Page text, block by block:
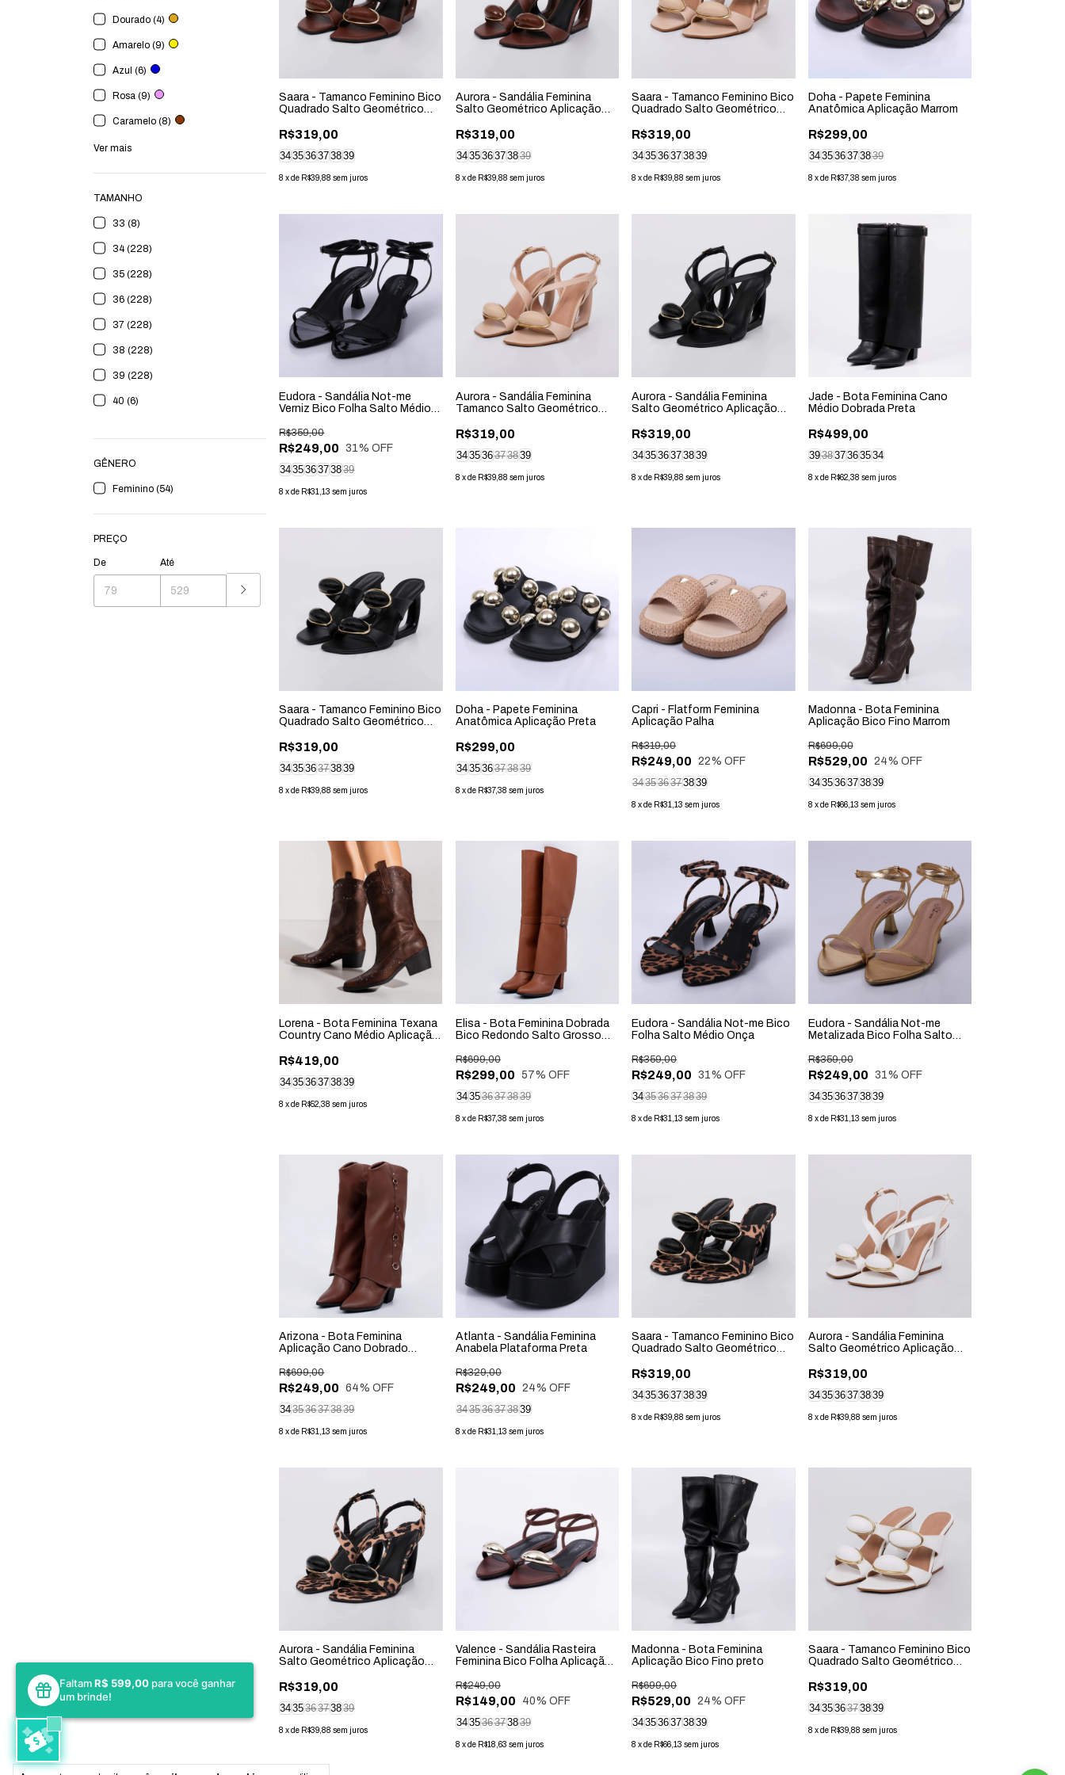
FaltamR$ 599,00 para você ganhar
um brinde!
Dourado (4)
Amarelo (9)
Azul (6)
Rosa (9)
Caramelo (8)
Ver mais
TAMANHO
33 (8)
34 (228)
35 (228)
36 (228)
37 (228)
38 (228)
39 (228)
40 (6)
GÊNERO
Feminino (54)
PREÇO
De Até
Saara - Tamanco Feminino Bico
Quadrado Salto Geométrico
R$319,00
343536373839
8 xde R$39,88 sem juros
Aurora - Sandália Feminina
Salto Geométrico Aplicação
R$319,00
343536373839
8 xde R$39,88 sem juros
Saara - Tamanco Feminino Bico
Quadrado Salto Geométrico
R$319,00
343536373839
8 xde R$39,88 sem juros
Doha - Papete Feminina
Anatômica Aplicação Marrom
R$299,00
343536373839
8 xde R$37,38 sem juros
Eudora - Sandália Not-me
Verniz Bico Folha Salto Médio
R$249,00
R$359,00
31 % OFF
343536373839
8 xde R$31,13 sem juros
Aurora - Sandália Feminina
Tamanco Salto Geométrico
R$319,00
343536373839
8 xde R$39,88 sem juros
Aurora - Sandália Feminina
Salto Geométrico Aplicação
R$319,00
343536373839
8 xde R$39,88 sem juros
Jade - Bota Feminina Cano
Médio Dobrada Preta
R$499,00
393837363534
8 xde R$62,38 sem juros
Saara - Tamanco Feminino Bico
Quadrado Salto Geométrico
R$319,00
343536373839
8 xde R$39,88 sem juros
Doha - Papete Feminina
Anatômica Aplicação Preta
R$299,00
343536373839
8 xde R$37,38 sem juros
Capri - Flatform Feminina
Aplicação Palha
R$249,00
R$319,00
22% OFF
343536373839
8 xde R$31,13 sem juros
Madonna - Bota Feminina
Aplicação Bico Fino Marrom
R$529,00
R$699,00
24% OFF
343536373839
8 xde R$66,13 sem juros
Lorena - Bota Feminina Texana
Country Cano Médio Aplicação
R$419,00
343536373839
8 xde R$52,38 sem juros
Elisa - Bota Feminina Dobrada
Bico Redondo Salto Grosso
R$299,00
R$699,00
57% OFF
343536373839
8 xde R$37,38 sem juros
Eudora - Sandália Not-me Bico
Folha Salto Médio Onça
R$249,00
R$359,00
31 % OFF
343536373839
8 xde R$31,13 sem juros
Eudora - Sandália Not-me
Metalizada Bico Folha Salto
R$249,00
R$359,00
31 % OFF
343536373839
8 xde R$31,13 sem juros
Arizona - Bota Feminina
Aplicação Cano Dobrado
R$249,00
R$699,00
64% OFF
343536373839
8 xde R$31,13 sem juros
Atlanta - Sandália Feminina
Anabela Plataforma Preta
R$249,00
R$329,00
24% OFF
343536373839
8 xde R$31,13 sem juros
Saara - Tamanco Feminino Bico
Quadrado Salto Geométrico
R$319,00
343536373839
8 xde R$39,88 sem juros
Aurora - Sandália Feminina
Salto Geométrico Aplicação
R$319,00
343536373839
8 xde R$39,88 sem juros
Aurora - Sandália Feminina
Salto Geométrico Aplicação
R$319,00
343536373839
8 xde R$39,88 sem juros
Valence - Sandália Rasteira
Feminina Bico Folha Aplicação
R$149,00
R$249,00
40% OFF
343536373839
8 xde R$18,63 sem juros
Madonna - Bota Feminina
Aplicação Bico Fino preto
R$529,00
R$699,00
24% OFF
343536373839
8 xde R$66,13 sem juros
Saara - Tamanco Feminino Bico
Quadrado Salto Geométrico
R$319,00
343536373839
8 xde R$39,88 sem juros